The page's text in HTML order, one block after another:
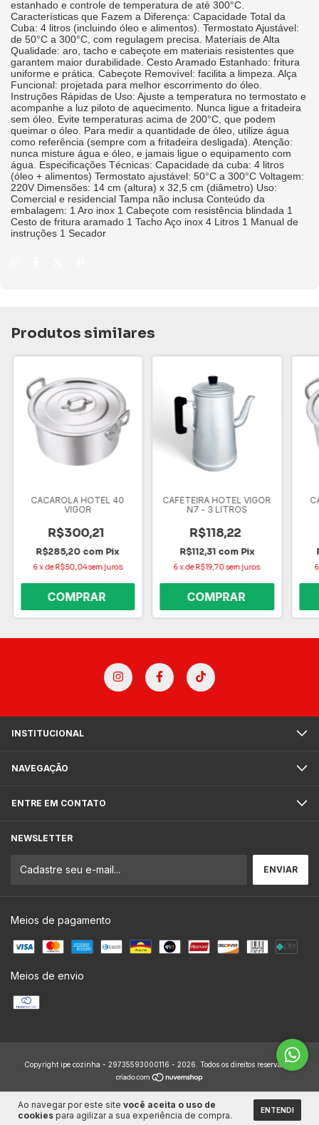
Ao navegar por este site você aceita o uso de
cookies para agilizar a sua experiência de compra. ENTENDI
estanhado e controle de temperatura de até 300°C.
Características que Fazem a Diferença: Capacidade Total da
Cuba: 4 litros (incluindo óleo e alimentos). Termostato Ajustável:
de 50°C a 300°C, com regulagem precisa. Materiais de Alta
Qualidade: aro, tacho e cabeçote em materiais resistentes que
garantem maior durabilidade. Cesto Aramado Estanhado: fritura
uniforme e prática. Cabeçote Removível: facilita a limpeza. Alça
Funcional: projetada para melhor escorrimento do óleo.
Instruções Rápidas de Uso: Ajuste a temperatura no termostato e
acompanhe a luz piloto de aquecimento. Nunca ligue a fritadeira
sem óleo. Evite temperaturas acima de 200°C, que podem
queimar o óleo. Para medir a quantidade de óleo, utilize água
como referência (sempre com a fritadeira desligada). Atenção:
nunca misture água e óleo, e jamais ligue o equipamento com
água. Especificações Técnicas: Capacidade da cuba: 4 litros
(óleo + alimentos) Termostato ajustável: 50°C a 300°C Voltagem:
220V Dimensões: 14 cm (altura) x 32,5 cm (diâmetro) Uso:
Comercial e residencial Tampa não inclusa Conteúdo da
embalagem: 1 Aro inox 1 Cabeçote com resistência blindada 1
Cesto de fritura aramado 1 Tacho Aço inox 4 Litros 1 Manual de
instruções 1 Secador
Produtos similares
CACAROLA HOTEL 40
VIGOR
R$300,21
R$285,20 com Pix
6xdeR$50,04sem juros
CAFETEIRA HOTEL VIGOR
N7 - 3 LITROS
R$118,22
R$112,31 com Pix
6 xdeR$19,70 sem juros 6
INSTITUCIONAL
NAVEGAÇÃO
ENTRE EM CONTATO
NEWSLETTER
Meios de pagamento
Meios de envio
Copyright ipe cozinha - 29735593000116 - 2026. Todos os direitos reservados.